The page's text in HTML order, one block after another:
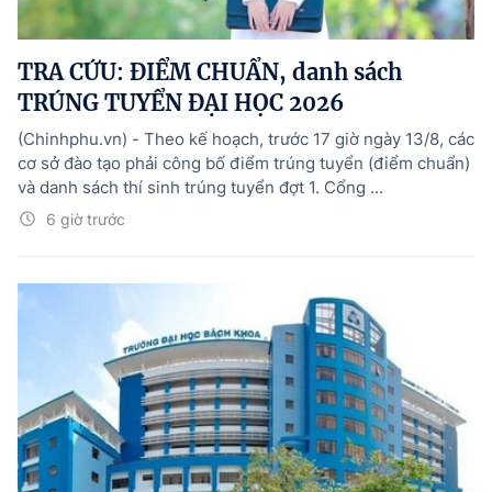
TRA CỨU: ĐIỂM CHUẨN, danh sách
TRÚNG TUYỂN ĐẠI HỌC 2026
6 giờ trước
(Chinhphu.vn) - Theo kế hoạch, trước 17 giờ ngày 13/8, các
cơ sở đào tạo phải công bố điểm trúng tuyển (điểm chuẩn)
và danh sách thí sinh trúng tuyển đợt 1. Cổng ...